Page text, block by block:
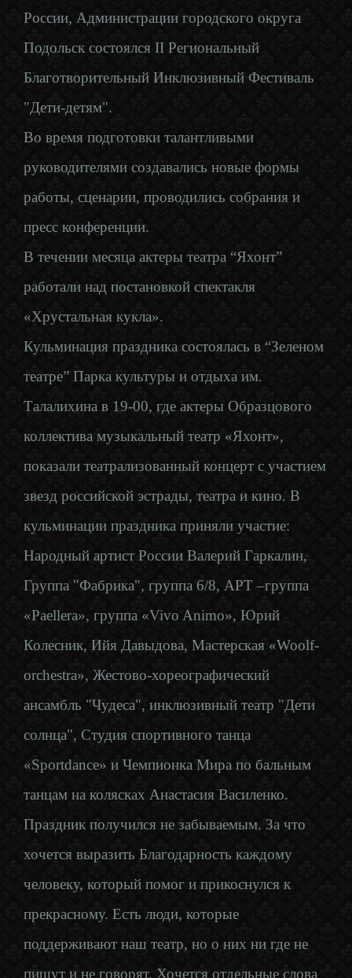
России, Администрации городского округа
Подольск состоялся II Региональный
Благотворительный Инклюзивный Фестиваль
"Дети-детям".
Во время подготовки талантливыми
руководителями создавались новые формы
работы, сценарии, проводились собрания и
пресс конференции.
В течении месяца актеры театра “Яхонт”
работали над постановкой спектакля
«Хрустальная кукла».
Кульминация праздника состоялась в “Зеленом
театре” Парка культуры и отдыха им.
Талалихина в 19-00, где актеры Образцового
коллектива музыкальный театр «Яхонт»,
показали театрализованный концерт с участием
звезд российской эстрады, театра и кино. В
кульминации праздника приняли участие:
Народный артист России Валерий Гаркалин,
Группа "Фабрика", группа 6/8, АРТ –группа
«Paellera», группа «Vivo Animo», Юрий
Колесник, Ийя Давыдова, Мастерская «Woolf-
orchestra», Жестово-хореографический
ансамбль "Чудеса", инклюзивный театр "Дети
солнца", Студия спортивного танца
«Sportdance» и Чемпионка Мира по бальным
танцам на колясках Анастасия Василенко.
Праздник получился не забываемым. За что
хочется выразить Благодарность каждому
человеку, который помог и прикоснулся к
прекрасному. Есть люди, которые
поддерживают наш театр, но о них ни где не
пишут и не говорят. Хочется отдельные слова